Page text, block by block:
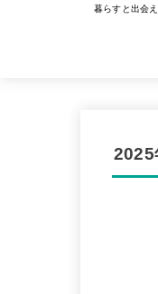
暮らすと出会
2025